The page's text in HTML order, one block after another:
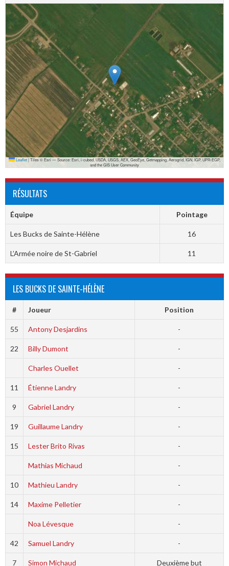
Leaflet|Tiles © Esri — Source: Esri, i-cubed, USDA, USGS, AEX, GeoEye, Getmapping, Aerogrid, IGN, IGP, UPR-EGP,
and the GIS User Community
RÉSULTATS
Équipe Pointage
Les Bucks de Sainte-Hélène 16
L’Armée noire de St-Gabriel 11
LES BUCKS DE SAINTE-HÉLÈNE
# Joueur Position
55 Antony Desjardins -
22 Billy Dumont -
Charles Ouellet -
11 Étienne Landry -
9 Gabriel Landry -
19 Guillaume Landry -
15 Lester Brito Rivas -
Mathias Michaud -
10 Mathieu Landry -
14 Maxime Pelletier -
Noa Lévesque -
42 Samuel Landry -
7 Simon Michaud Deuxième but